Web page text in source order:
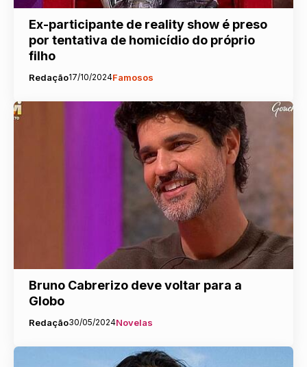
Ex-participante de reality show é preso
por tentativa de homicídio do próprio
filho
Redação17/10/2024Famosos
Bruno Cabrerizo deve voltar para a
Globo
Redação30/05/2024Novelas